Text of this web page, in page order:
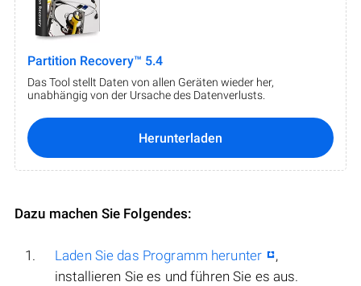
Partition Recovery™ 5.4
Das Tool stellt Daten von allen Geräten wieder her,
unabhängig von der Ursache des Datenverlusts.
Herunterladen
Dazu machen Sie Folgendes:
Laden Sie das Programm herunter
,
installieren Sie es und führen Sie es aus.